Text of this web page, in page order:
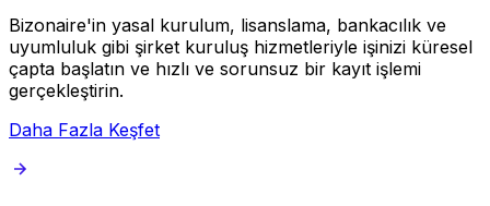
Bizonaire'in yasal kurulum, lisanslama, bankacılık ve
uyumluluk gibi şirket kuruluş hizmetleriyle işinizi küresel
çapta başlatın ve hızlı ve sorunsuz bir kayıt işlemi
gerçekleştirin.
Daha Fazla Keşfet